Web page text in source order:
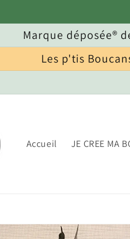
Marque déposée®
Les p'tis
Accueil JE CREE MA